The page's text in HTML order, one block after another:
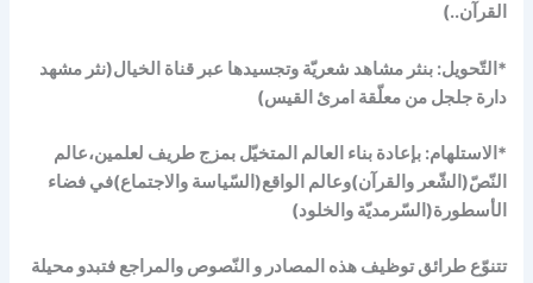
القرآن..)
*التّحويل: بنثر مشاهد شعريّة وتجسيدها عبر قناة الخيال(نثر مشهد
دارة جلجل من معلّقة امرئ القيس)
*الاستلهام: بإعادة بناء العالم المتخيّل بمزج طريف لعلمين،عالم
النّصّ(الشّعر والقرآن)وعالم الواقع(السّياسة والاجتماع)في فضاء
الأسطورة(السّرمديّة والخلود)
تتنوّع طرائق توظيف هذه المصادر و النّصوص والمراجع فتبدو محيلة